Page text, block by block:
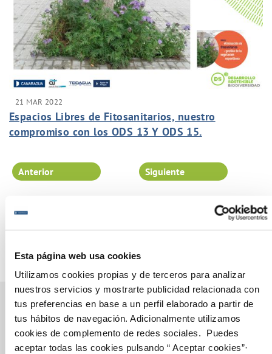
Esta página web usa cookies
Utilizamos cookies propias y de terceros para analizar
nuestros servicios y mostrarte publicidad relacionada con
tus preferencias en base a un perfil elaborado a partir de
tus hábitos de navegación. Adicionalmente utilizamos
cookies de complemento de redes sociales. Puedes
aceptar todas las cookies pulsando “ Aceptar cookies”·
21 MAR 2022
Espacios Libres de Fitosanitarios, nuestro
compromiso con los ODS 13 Y ODS 15.
Página 34 de 102
Anterior Siguiente
Gestiones Online